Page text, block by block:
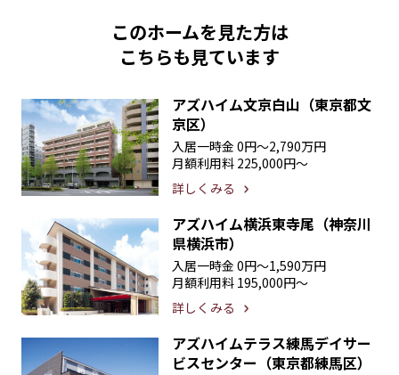
このホームを見た方は
こちらも見ています
アズハイム文京白山（東京都文
京区）
入居一時金 0円〜2,790万円
月額利用料 225,000円〜
詳しくみる
アズハイム横浜東寺尾（神奈川
県横浜市）
入居一時金 0円〜1,590万円
月額利用料 195,000円〜
詳しくみる
アズハイムテラス練馬デイサー
ビスセンター（東京都練馬区）